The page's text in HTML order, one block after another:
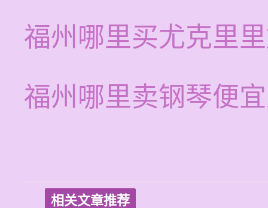
福州哪里买尤克里
福州哪里卖钢琴便
相关文章推荐